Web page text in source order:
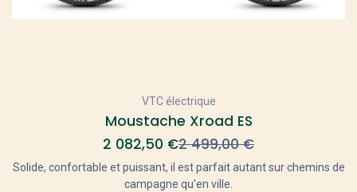
VTC électrique
Moustache Xroad ES
2 082,50 €2 499,00€
Solide, confortable et puissant, il est parfait autant sur chemins de
campagne qu'en ville.